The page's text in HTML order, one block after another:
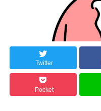
Twitter
Pocket